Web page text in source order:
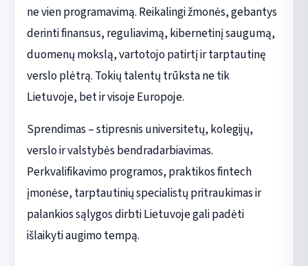
ne vien programavimą. Reikalingi žmonės, gebantys
derinti finansus, reguliavimą, kibernetinį saugumą,
duomenų mokslą, vartotojo patirtį ir tarptautinę
verslo plėtrą. Tokių talentų trūksta ne tik
Lietuvoje, bet ir visoje Europoje.
Sprendimas – stipresnis universitetų, kolegijų,
verslo ir valstybės bendradarbiavimas.
Perkvalifikavimo programos, praktikos fintech
įmonėse, tarptautinių specialistų pritraukimas ir
palankios sąlygos dirbti Lietuvoje gali padėti
išlaikyti augimo tempą.